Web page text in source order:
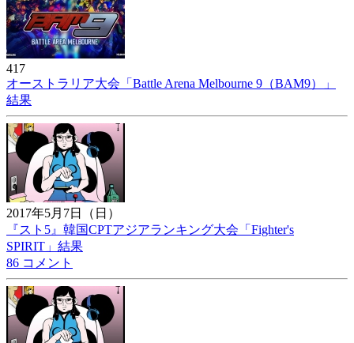
417
オーストラリア大会「Battle Arena Melbourne 9（BAM9）」
結果
2017年5月7日（日）
『スト5』韓国CPTアジアランキング大会「Fighter's
SPIRIT」結果
86 コメント